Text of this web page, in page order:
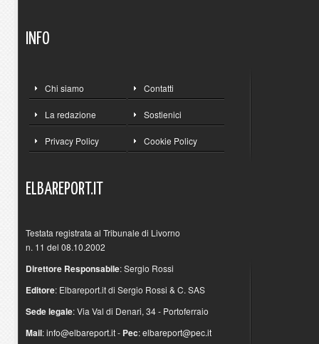
INFO
Chi siamo Contatti
La redazione Sostienici
Privacy Policy Cookie Policy
ELBAREPORT.IT
Testata registrata al Tribunale di Livorno
n. 11 del 08.10.2002
Direttore Responsabile: Sergio Rossi
Editore: Elbareport.it di Sergio Rossi & C. SAS
Sede legale: Via Val di Denari, 34 - Portoferraio
Mail:info@elbareport.it- Pec:elbareport@pec.it